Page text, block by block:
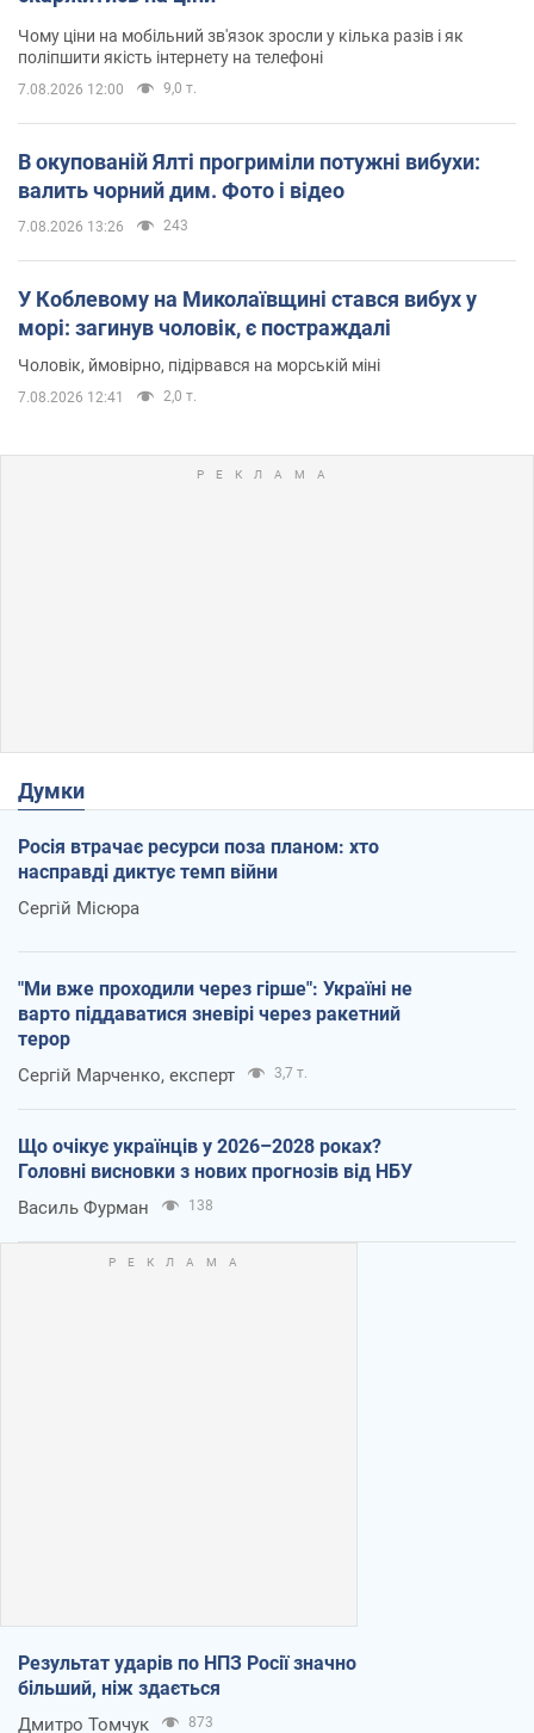
Чому ціни на мобільний зв'язок зросли у кілька разів і як
поліпшити якість інтернету на телефоні
7.08.2026 12:00 9,0 т.
В окупованій Ялті прогриміли потужні вибухи:
валить чорний дим. Фото і відео
7.08.2026 13:26 243
У Коблевому на Миколаївщині стався вибух у
морі: загинув чоловік, є постраждалі
Чоловік, ймовірно, підірвався на морській міні
7.08.2026 12:41 2,0 т.
Думки
Росія втрачає ресурси поза планом: хто
насправді диктує темп війни
Сергій Місюра
"Ми вже проходили через гірше": Україні не
варто піддаватися зневірі через ракетний
терор
Сергій Марченко, експерт 3,7 т.
Що очікує українців у 2026–2028 роках?
Головні висновки з нових прогнозів від НБУ
Василь Фурман 138
Результат ударів по НПЗ Росії значно
більший, ніж здається
Дмитро Томчук 873